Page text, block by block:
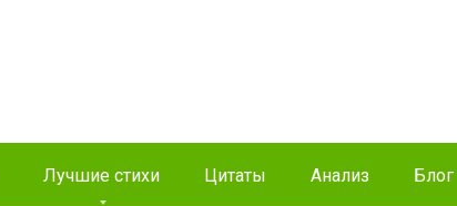
Лучшие стихи Цитаты Анализ Блог